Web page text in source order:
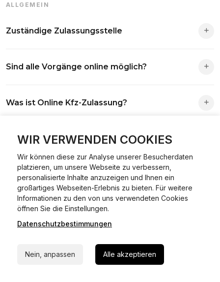
WIR VERWENDEN COOKIES
Wir können diese zur Analyse unserer Besucherdaten
platzieren, um unsere Webseite zu verbessern,
personalisierte Inhalte anzuzeigen und Ihnen ein
großartiges Webseiten-Erlebnis zu bieten. Für weitere
Informationen zu den von uns verwendeten Cookies
öffnen Sie die Einstellungen.
Datenschutzbestimmungen
Nein, anpassen Alle akzeptieren
ALLGEMEIN
Zuständige Zulassungsstelle
Antrag wird automatisch an die richtige Stelle weitergeleitet.
Sind alle Vorgänge online möglich?
Abmeldungen für Fahrzeuge mit Erstzulassung vor dem
Was ist Online Kfz-Zulassung?
ummelden oder abmelden kannst – inklusive Dateneingabe,
Dokumentprüfung und Bezahlung.
Welche Vorteile gibt es?
Zeitersparnis, flexible Durchführung, kein Besuch der
Behörde notwendig.
Welche Unterlagen werden benötigt?
Fahrzeugbrief, Fahrzeugschein, Ausweis oder Reisepass,
Versicherungsnachweis, falls erforderlich TÜV-Bericht.
Wie sicher ist das Verfahren?
Kann ich mein Fahrzeug online ummelden oder
abmelden?